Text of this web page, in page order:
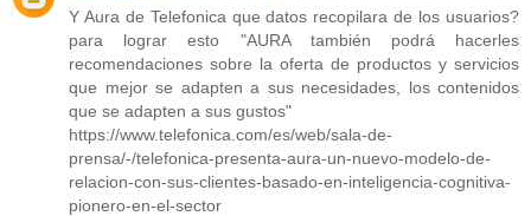
Y Aura de Telefonica que datos recopilara de los usuarios?
para lograr esto "AURA también podrá hacerles
recomendaciones sobre la oferta de productos y servicios
que mejor se adapten a sus necesidades, los contenidos
que se adapten a sus gustos"
https://www.telefonica.com/es/web/sala-de-
prensa/-/telefonica-presenta-aura-un-nuevo-modelo-de-
relacion-con-sus-clientes-basado-en-inteligencia-cognitiva-
pionero-en-el-sector